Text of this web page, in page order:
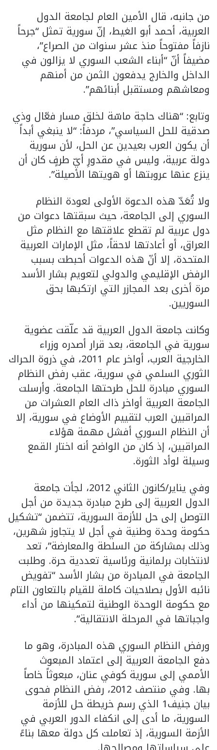
من جانبه، قال الأمين العام لجامعة الدول
العربية، أحمد أبو الغيط، إنّ سورية تمثل “جرحاً
نازفاً مفتوحاً منذ عشر سنوات من الصراع”،
مضيفاً أنّ “أبناء الشعب السوري لا يزالون في
الداخل والخارج يدفعون الثمن من أمنهم
ومعاشهم ومستقبل أبنائهم”.
وتابع: “هناك حاجة ماسّة لخلق مسار فعّال وذي
صدقية للحل السياسي”، مردفاً: “لا ينبغي أبداً
أن يكون العرب بعيدين عن الحل، لأن سورية
دولة عربية، وليس في مقدورِ أيّ طرفٍ كان أن
ينزع عنها عروبتها أو هويتها الأصيلة”.
ولا تُعَدّ هذه الدعوة الأولى لعودة النظام
السوري إلى الجامعة، حيث سبقتها دعوات من
دول عربية لم تقطع علاقتها مع النظام مثل
العراق، أو أعادتها لاحقاً، مثل الإمارات العربية
المتحدة، إلا أنّ هذه الدعوات أحبطت بسبب
الرفض الإقليمي والدولي لتعويم بشار الأسد
مرة أخرى بعد المجازر التي ارتكبها بحق
السوريين.
وكانت جامعة الدول العربية قد علّقت عضوية
سورية في الجامعة، بعد قرار أصدره وزراء
الخارجية العرب، أواخر عام 2011، في ذروة الحراك
الثوري السلمي في سورية، عقب رفض النظام
السوري مبادرة للحل طرحتها الجامعة. وأرسلت
الجامعة العربية أواخر ذاك العام العشرات من
المراقبين العرب لتقييم الأوضاع في سورية، إلا
أن النظام السوري أفشل مهمة هؤلاء
المراقبين، إذ كان من الواضح أنه اختار القمع
وسيلة لوأد الثورة.
وفي يناير/كانون الثاني 2012، لجأت جامعة
الدول العربية إلى طرح مبادرة جديدة من أجل
التوصل إلى حل للأزمة السورية، تتضمن “تشكيل
حكومة وحدة وطنية في أجل لا يتجاوز شهرين،
وذلك بمشاركة من السلطة والمعارضة”، تعد
لانتخابات برلمانية ورئاسية تعددية حرة. وطلبت
الجامعة في المبادرة من بشار الأسد “تفويض
نائبه الأول بصلاحيات كاملة للقيام بالتعاون التام
مع حكومة الوحدة الوطنية لتمكينها من أداء
واجباتها في المرحلة الانتقالية”.
ورفض النظام السوري هذه المبادرة، وهو ما
دفع الجامعة العربية إلى اعتماد المبعوث
الأممي إلى سورية كوفي عنان، مبعوثاً خاصاً
بها. وفي منتصف 2012، رفض النظام فحوى
بيان جنيف1 الذي رسم خريطة حل للأزمة
السورية، ما أدى إلى انكفاء الدور العربي في
الأزمة السورية، إذ تعاملت كل دولة معها بناءً